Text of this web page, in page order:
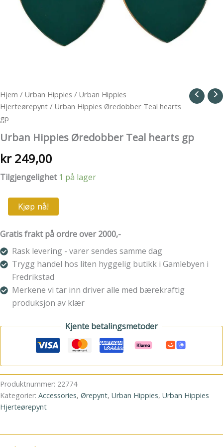
Hjem / Urban Hippies / Urban Hippies
Hjerteørepynt / Urban Hippies Øredobber Teal hearts
gp
Urban Hippies Øredobber Teal hearts gp
kr249,00
Tilgjengelighet 1 på lager
Urban
Hippies
Teal
gp
antall
Kjøp nå!
Gratis frakt på ordre over 2000,-
Rask levering - varer sendes samme dag
Trygg handel hos liten hyggelig butikk i Gamlebyen i
Fredrikstad
Merkene vi tar inn driver alle med bærekraftig
produksjon av klær
Kjente betalingsmetoder
Produktnummer: 22774
Kategorier: Accessories, Ørepynt, Urban Hippies, Urban Hippies
Hjerteørepynt